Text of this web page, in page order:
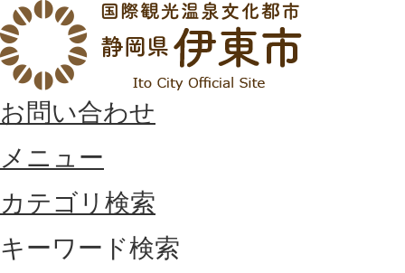
お問い合わせ
メニュー
カテゴリ検索
キーワード検索